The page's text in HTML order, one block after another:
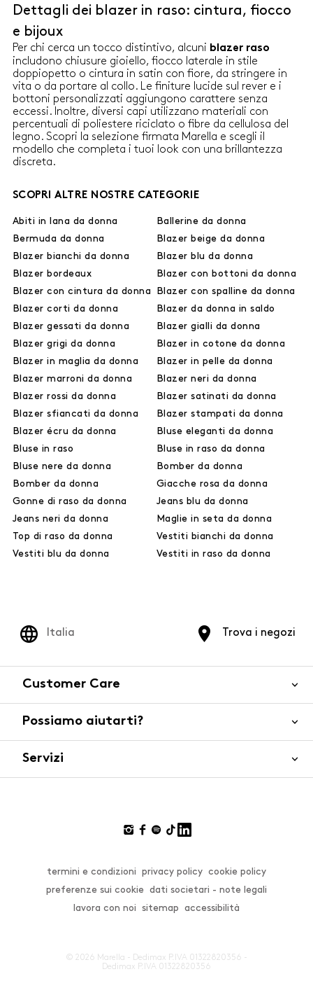
Dettagli dei blazer in raso: cintura, fiocco
e bijoux
Per chi cerca un tocco distintivo, alcuni blazer raso
includono chiusure gioiello, fiocco laterale in stile
doppiopetto o cintura in satin con fiore, da stringere in
vita o da portare al collo. Le finiture lucide sul rever e i
bottoni personalizzati aggiungono carattere senza
eccessi. Inoltre, diversi capi utilizzano materiali con
percentuali di poliestere riciclato o fibre da cellulosa del
legno. Scopri la selezione firmata Marella e scegli il
modello che completa i tuoi look con una brillantezza
discreta.
SCOPRI ALTRE NOSTRE CATEGORIE
Abiti in lana da donna
Ballerine da donna
Bermuda da donna
Blazer beige da donna
Blazer bianchi da donna
Blazer blu da donna
Blazer bordeaux
Blazer con bottoni da donna
Blazer con cintura da donna
Blazer con spalline da donna
Blazer corti da donna
Blazer da donna in saldo
Blazer gessati da donna
Blazer gialli da donna
Blazer grigi da donna
Blazer in cotone da donna
Blazer in maglia da donna
Blazer in pelle da donna
Blazer marroni da donna
Blazer neri da donna
Blazer rossi da donna
Blazer satinati da donna
Blazer sfiancati da donna
Blazer stampati da donna
Blazer écru da donna
Bluse eleganti da donna
Bluse in raso
Bluse in raso da donna
Bluse nere da donna
Bomber da donna
Bomber da donna
Giacche rosa da donna
Gonne di raso da donna
Jeans blu da donna
Jeans neri da donna
Maglie in seta da donna
Top di raso da donna
Vestiti bianchi da donna
Vestiti blu da donna
Vestiti in raso da donna
Trova i negozi
Italia
Customer Care
Contattaci
Sicurezza del prodotto
Possiamo aiutarti?
Pagamenti
Effettua un cambio o un reso
Size Guide
Servizi
Click and collect
Smart Shopping
termini e condizioni privacy policy
cookie policy
preferenze sui cookie
dati societari - note legali
lavora con noi
sitemap accessibilità
© 2026 Marella - Dedimax P.IVA 01322820356 -
Dedimax P.IVA 01322820356